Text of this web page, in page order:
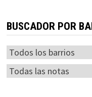
BUSCADOR POR